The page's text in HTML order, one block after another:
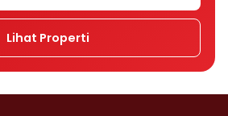
Lihat Properti